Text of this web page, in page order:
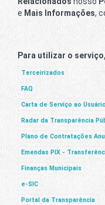
e Mais Informações,
Para utilizar o serviço,
Terceirizados
FAQ
Carta de Serviço ao Usuário
Radar da Transparência
Plano de Contratações
Emendas PIX -
Finanças Municipais
e-SIC
Portal da Transparência